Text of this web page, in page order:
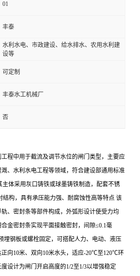
01
丰泰
水利水电、市政建设、给水排水、农用水利建
设等
可定制
丰泰水工机械厂
否
程中用于截流及调节水位的闸门类型，主要应
、水利水电工程等领域，符合建设部通用标准
主体采用灰口铸铁或球墨铸铁制造，配套不锈
结构，具有承压能力强、耐腐蚀性高等特点 该
、密封条等部件构成，外弧形设计使受力均
金密封条实现平面接触密封，间隙≤0.1毫
埋钢板或螺栓固定，可搭配人力、电动、液压
向10米、双向10米水头，适应-20℃至120℃环
设计为闸门开启高度的1/2至1/3以增强稳定